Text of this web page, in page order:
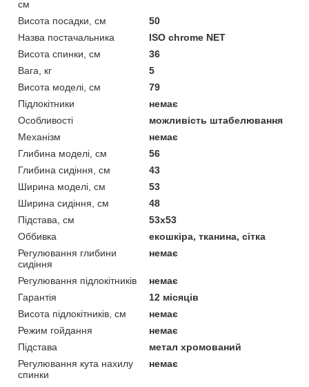
см
Висота посадки, см
50
Назва постачальника
ISO chrome NET
Висота спинки, см
36
Вага, кг
5
Висота моделі, см
79
Підлокітники
немає
Особливості
можливість штабелювання
Механізм
немає
Глибина моделі, см
56
Глибина сидіння, см
43
Ширина моделі, см
53
Ширина сидіння, см
48
Підстава, см
53х53
Оббивка
екошкіра, тканина, сітка
Регулювання глибини
сидіння
немає
Регулювання підлокітників
немає
Гарантія
12 місяців
Висота підлокітників, см
немає
Режим гойдання
немає
Підстава
метал хромований
Регулювання кута нахилу
спинки
немає